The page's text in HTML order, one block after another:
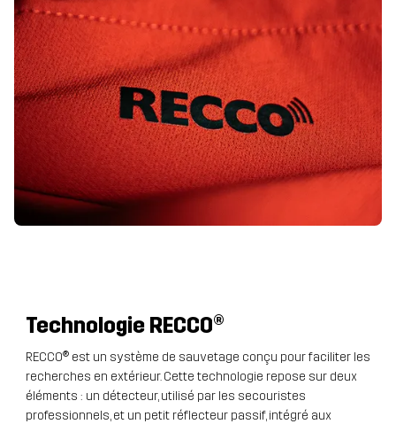
TechnologieRECCO®
RECCO® est un système de sauvetage conçu pour faciliter les
recherches en extérieur. Cette technologie repose sur deux
éléments : un détecteur, utilisé par les secouristes
professionnels, et un petit réflecteur passif, intégré aux